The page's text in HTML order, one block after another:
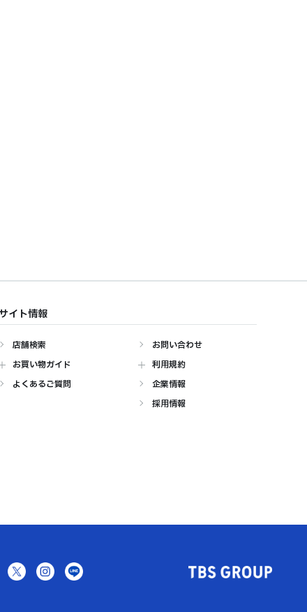
イト情報
店舗検索
お買い物ガイド
よくあるご質問
お問い合わせ
利用規約
企業情報
採用情報